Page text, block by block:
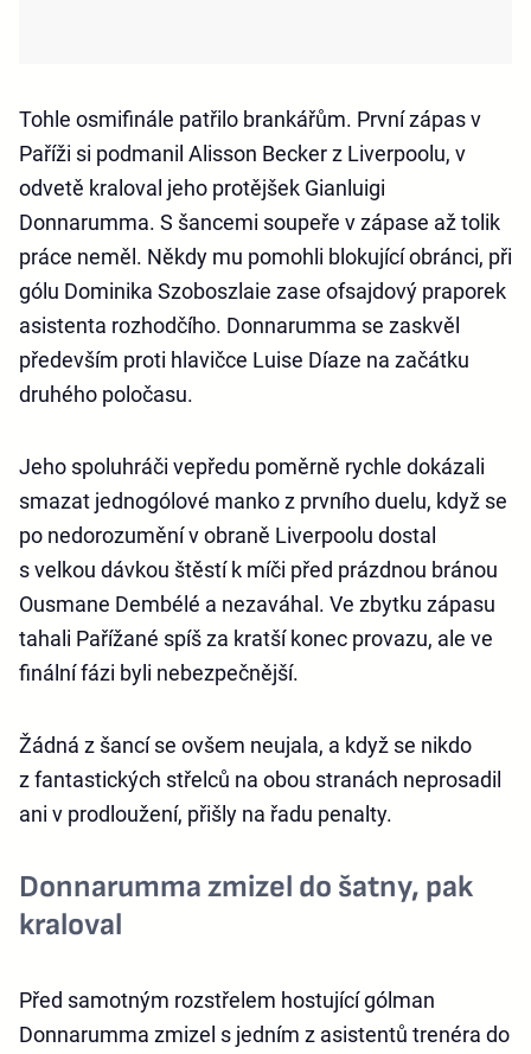
Tohle osmifinále patřilo brankářům. První zápas v
Paříži si podmanil Alisson Becker z Liverpoolu, v
odvetě kraloval jeho protějšek Gianluigi
Donnarumma. S šancemi soupeře v zápase až tolik
práce neměl. Někdy mu pomohli blokující obránci, při
gólu Dominika Szoboszlaie zase ofsajdový praporek
asistenta rozhodčího. Donnarumma se zaskvěl
především proti hlavičce Luise Díaze na začátku
druhého poločasu.
Jeho spoluhráči vepředu poměrně rychle dokázali
smazat jednogólové manko z prvního duelu, když se
po nedorozumění v obraně Liverpoolu dostal
s velkou dávkou štěstí k míči před prázdnou bránou
Ousmane Dembélé a nezaváhal. Ve zbytku zápasu
tahali Pařížané spíš za kratší konec provazu, ale ve
finální fázi byli nebezpečnější.
Žádná z šancí se ovšem neujala, a když se nikdo
z fantastických střelců na obou stranách neprosadil
ani v prodloužení, přišly na řadu penalty.
Donnarumma zmizel do šatny, pak
kraloval
Před samotným rozstřelem hostující gólman
Donnarumma zmizel s jedním z asistentů trenéra do